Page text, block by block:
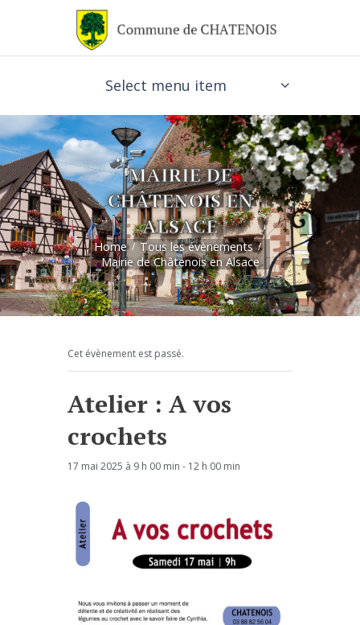
Select menu item
MAIRIE DE
CHÂTENOIS EN
ALSACE
Home
Tous les évènements
Mairie de Châtenois en Alsace
Cet évènement est passé.
Atelier : A vos
crochets
17 mai 2025 à 9 h 00 min - 12 h 00 min